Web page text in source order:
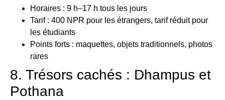
Horaires : 9 h–17 h tous les jours
Tarif : 400 NPR pour les étrangers, tarif réduit pour
les étudiants
Points forts : maquettes, objets traditionnels, photos
rares
8. Trésors cachés : Dhampus et
Pothana